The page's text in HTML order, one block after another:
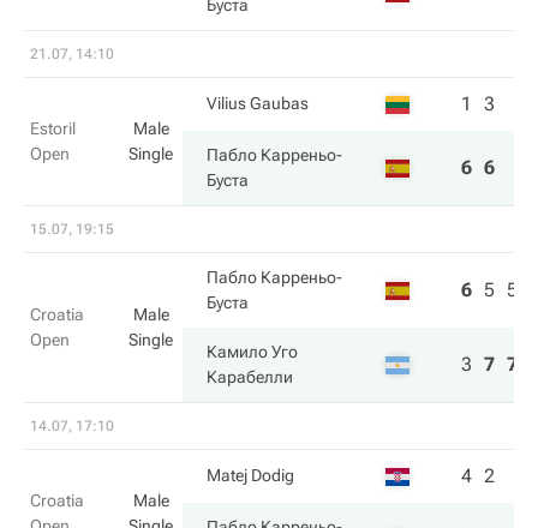
Буста
21.07, 14:10
Estoril
Open
Male
Single
Vilius Gaubas 1 3
Пабло Карреньо-
Буста
6 6
15.07, 19:15
Croatia
Open
Male
Single
Пабло Карреньо-
Буста
6 5 5
Камило Уго
Карабелли
3 7 7
14.07, 17:10
Croatia
Male
Matej Dodig 4 2